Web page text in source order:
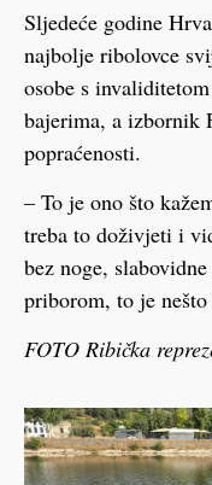
Sljedeće godine
najbolje ribolovce
osobe s
bajerima, a izbornik
popraćenosti.
– To je ono što
treba to doživjeti i
bez noge,
priborom, to je
FOTO Ribička